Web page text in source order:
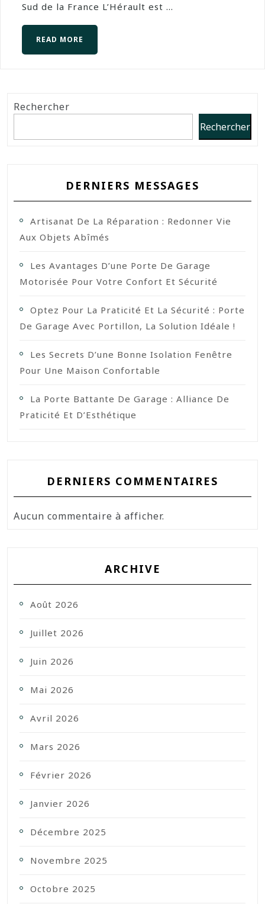
Sud de la France L’Hérault est ...
READ MORE
Rechercher
Rechercher
DERNIERS MESSAGES
Artisanat De La Réparation : Redonner Vie
Aux Objets Abîmés
Les Avantages D’une Porte De Garage
Motorisée Pour Votre Confort Et Sécurité
Optez Pour La Praticité Et La Sécurité : Porte
De Garage Avec Portillon, La Solution Idéale !
Les Secrets D’une Bonne Isolation Fenêtre
Pour Une Maison Confortable
La Porte Battante De Garage : Alliance De
Praticité Et D’Esthétique
DERNIERS COMMENTAIRES
Aucun commentaire à afficher.
ARCHIVE
Août 2026
Juillet 2026
Juin 2026
Mai 2026
Avril 2026
Mars 2026
Février 2026
Janvier 2026
Décembre 2025
Novembre 2025
Octobre 2025